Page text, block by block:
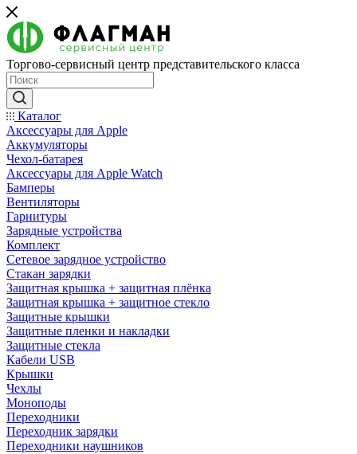
Торгово-сервисный центр представительского класса
Каталог
Аксессуары для Apple
Аккумуляторы
Чехол-батарея
Аксессуары для Apple Watch
Бамперы
Вентиляторы
Гарнитуры
Зарядные устройства
Комплект
Сетевое зарядное устройство
Стакан зарядки
Защитная крышка + защитная плёнка
Защитная крышка + защитное стекло
Защитные крышки
Защитные пленки и накладки
Защитные стекла
Кабели USB
Крышки
Чехлы
Моноподы
Переходники
Переходник зарядки
Переходники наушников